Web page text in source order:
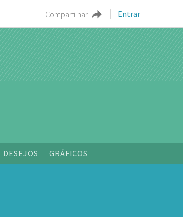
Compartilhar Entrar
DESEJOS GRÁFICOS